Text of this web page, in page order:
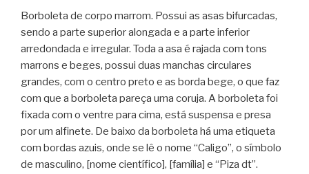
Borboleta de corpo marrom. Possui as asas bifurcadas,
sendo a parte superior alongada e a parte inferior
arredondada e irregular. Toda a asa é rajada com tons
marrons e beges, possui duas manchas circulares
grandes, com o centro preto e as borda bege, o que faz
com que a borboleta pareça uma coruja. A borboleta foi
fixada com o ventre para cima, está suspensa e presa
por um alfinete. De baixo da borboleta há uma etiqueta
com bordas azuis, onde se lê o nome “Caligo”, o símbolo
de masculino, [nome científico], [família] e “Piza dt”.